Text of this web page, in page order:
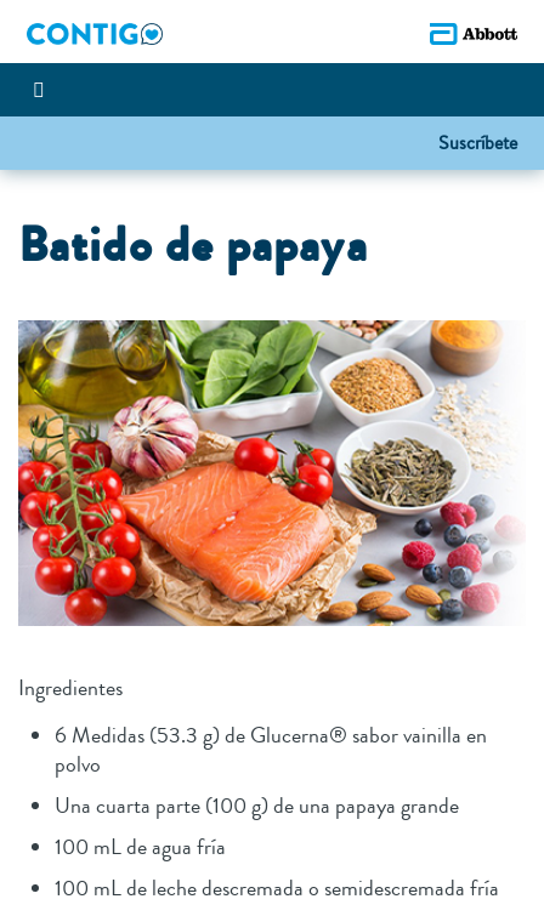
Suscríbete
Batido de papaya
Ingredientes
6 Medidas (53.3 g) de Glucerna® sabor vainilla en
polvo
Una cuarta parte (100 g) de una papaya grande
100 mL de agua fría
100 mL de leche descremada o semidescremada fría